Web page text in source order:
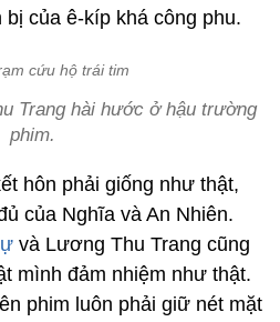
của ê-kíp khá công phu.
Trang hài hước ở hậu trường
phim.
hôn phải giống như thật,
của Nghĩa và An Nhiên.
và Lương Thu Trang cũng
mình đảm nhiệm như thật.
phim luôn phải giữ nét mặt